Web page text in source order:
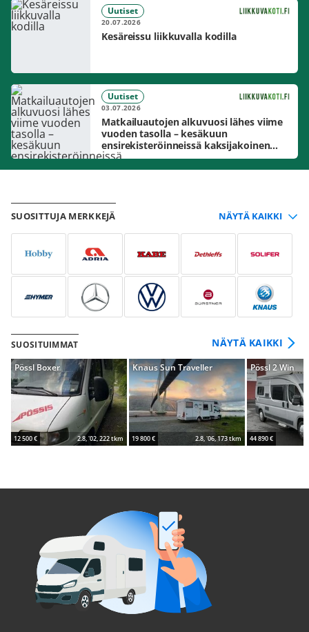
SUOSITTUJA MERKKEJÄ
SUOSITUIMMAT NÄYTÄ KAIKKI
Pössl Boxer
12 500 € 2.8, '02, 222 tkm
Knaus Sun Traveller
19 800 € 2.8, '06, 173 tkm
Pössl 2 Win
44 890 €
Uutiset
20.07.2026
Kesäreissu liikkuvalla kodilla
Uutiset
03.07.2026
Matkailuautojen alkuvuosi lähes viime
vuoden tasolla – kesäkuun
ensirekisteröinneissä kaksijakoinen
markkinakuva